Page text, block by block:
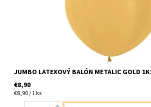
JUMBO LATEXOVÝ BALÓN METALIC GOLD
€8,90
€8,90 / 1 ks